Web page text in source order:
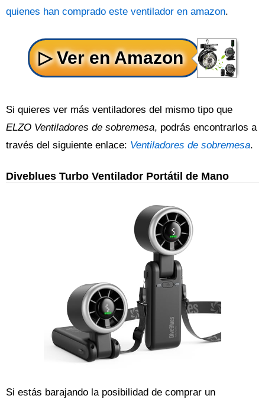
quienes han comprado este ventilador en amazon.
Si quieres ver más ventiladores del mismo tipo que
ELZO Ventiladores de sobremesa, podrás encontrarlos a
través del siguiente enlace: Ventiladores de sobremesa.
Diveblues Turbo Ventilador Portátil de Mano
Si estás barajando la posibilidad de comprar un